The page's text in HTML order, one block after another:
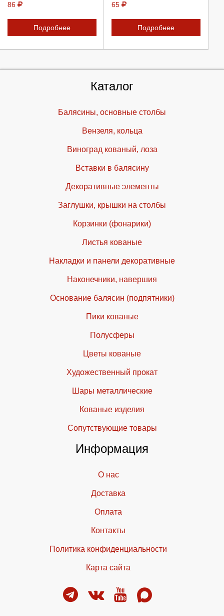
86
Подробнее
65
Подробнее
Каталог
Балясины, основные столбы
Вензеля, кольца
Виноград кованый, лоза
Вставки в балясину
Декоративные элементы
Заглушки, крышки на столбы
Корзинки (фонарики)
Листья кованые
Накладки и панели декоративные
Наконечники, навершия
Основание балясин (подпятники)
Пики кованые
Полусферы
Цветы кованые
Художественный прокат
Шары металлические
Кованые изделия
Cопутствующие товары
Информация
О нас
Доставка
Оплата
Контакты
Политика конфиденциальности
Карта сайта